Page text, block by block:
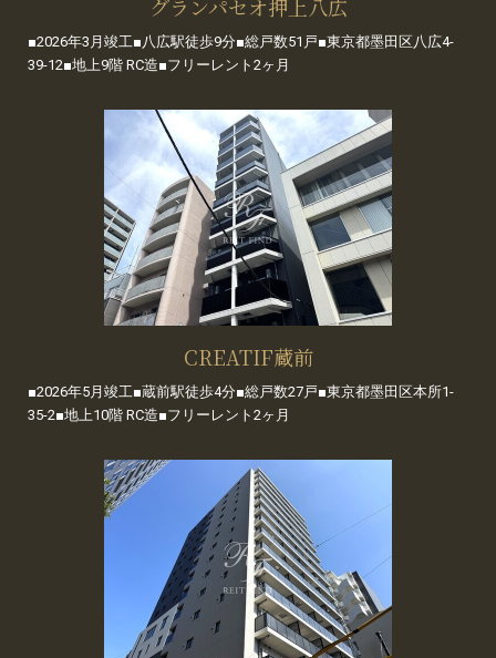
グランパセオ押上八広
■2026年3月竣工■八広駅徒歩9分■総戸数51戸■東京都墨田区八広4-
39-12■地上9階 RC造■フリーレント2ヶ月
CREATIF蔵前
■2026年5月竣工■蔵前駅徒歩4分■総戸数27戸■東京都墨田区本所1-
35-2■地上10階 RC造■フリーレント2ヶ月